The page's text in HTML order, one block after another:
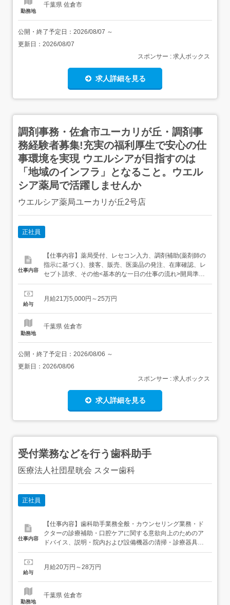
勤務地
千葉県 佐倉市
公開・終了予定日： 2026/08/07 ～
更新日： 2026/08/07
スポンサー : 求人ボックス
求人詳細を見る
調剤事務・佐倉市ユーカリが丘・調剤事
務経験者募集!充実の福利厚生で安心の仕
事環境を実現 ウエルシアが目指すのは
「地域のインフラ」となること。ウエル
シア薬局で活躍しませんか
ウエルシア薬局ユーカリが丘2号店
正社員
仕事内容
【仕事内容】薬局受付、レセコン入力、調剤補助(薬剤師の
指示に基づく)、接客、販売、医薬品の発注、在庫確認、レ
セプト請求、その他<基本的な一日の仕事の流れ>開局準備
(機器立ち上げ、クリンリネス)→処方せん受付・入力・調
接客、レセプト請求、処方箋再チェック等<勤務区分>ナシ
給与
月給21万5,000円～25万円
勤務地
千葉県 佐倉市
公開・終了予定日： 2026/08/06 ～
更新日： 2026/08/06
スポンサー : 求人ボックス
求人詳細を見る
受付業務などを行う歯科助手
医療法人社団星晄会 スター歯科
正社員
仕事内容
【仕事内容】歯科助手業務全般・カウンセリング業務・ド
クターの診療補助・口腔ケアに関する意欲向上のためのア
ドバイス、説明・院内および設備機器の清掃・診療器具の
洗浄 【経験・資格】<応募要件>無資格・未経験可・新卒可
内訳月給200,000円 ・基本給 194,500円～・固定残業
給与
月給20万円～28万円
勤務地
千葉県 佐倉市